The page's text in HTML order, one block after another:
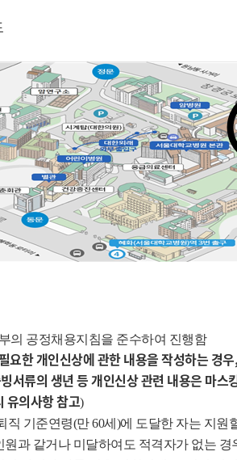
의 공정채용지침을 준수하여 진행함
요한 개인신상에 관한 내용을 작성하는 경
서류의 생년 등 개인신상 관련 내용은 마스
유의사항 참고)
직 기준연령(만 60세)에 도달한 자는 지원
원과 같거나 미달하여도 적격자가 없는 경